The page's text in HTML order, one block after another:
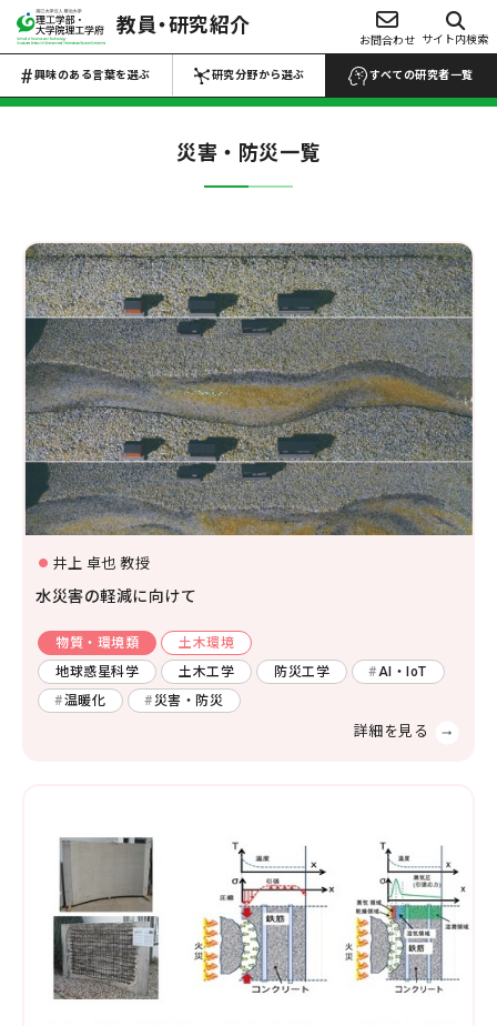
興味のある言葉を選ぶ
すべての研究者一覧 →
医学・医療
生物・微生物
薬・医薬品
農・水産
食品・食事
マイクロ・ナノ
化学
反応・合成
電池
高分子・プラスチ
ック
レーザー
光・熱
数学・物理
電気・電子
AI・IoT
研究分野から選ぶ
Search by research field
プラズマ学 地球惑星科学
工学
材料力学
生産工学 設計工学 流体工学
熱工学 機械力学 ロボティクス
電気電子工学 土木工学 建築学
航空宇宙工学 船舶海洋工学
社会システム工学 安全工学 防災工学
複合工学
材料工学
化学工学
応用物理物性 応用物理工学
人間医工学
有機材料 無機材料化学
エネルギー関連化学 生体分子化学
農学
農芸化学
生産環境農学
教員・研究紹介
お問合わせ サイト内検索
興味のある言葉を選ぶ 研究分野から選ぶ すべての研究者一覧
災害・防災一覧
井上 卓也 教授
水災害の軽減に向けて
物質・環境類
土木環境
地球惑星科学
土木工学 防災工学
AI・IoT
温暖化
災害・防災